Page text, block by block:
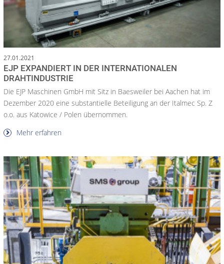
27.01.2021
EJP EXPANDIERT IN DER INTERNATIONALEN
DRAHTINDUSTRIE
Die EJP Maschinen GmbH mit Sitz in Baesweiler bei Aachen hat im
Dezember 2020 eine substantielle Beteiligung an der Italmec Sp. Z
o.o. aus Katowice / Polen übernommen.
Mehr erfahren